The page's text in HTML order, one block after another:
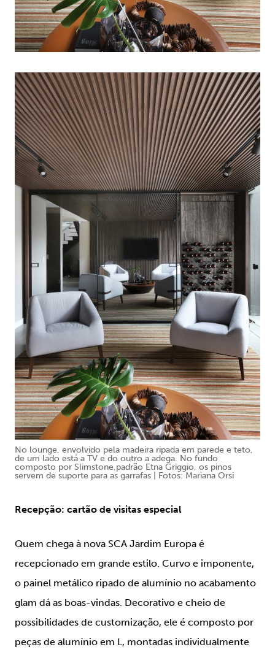
No lounge, envolvido pela madeira ripada em parede e teto,
de um lado está a TV e do outro a adega. No fundo
composto por Slimstone,padrão Etna Griggio, os pinos
servem de suporte para as garrafas | Fotos: Mariana Orsi
Recepção: cartão de visitas especial
Quem chega à nova SCA Jardim Europa é
recepcionado em grande estilo. Curvo e imponente,
o painel metálico ripado de alumínio no acabamento
glam dá as boas-vindas. Decorativo e cheio de
possibilidades de customização, ele é composto por
peças de alumínio em L, montadas individualmente